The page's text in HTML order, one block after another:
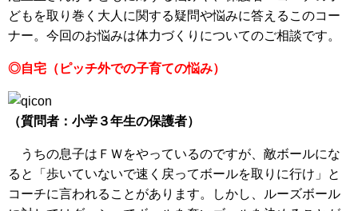
どもを取り巻く大人に関する疑問や悩みに答えるこのコー
ナー。今回のお悩みは体力づくりについてのご相談です。
◎自宅（ピッチ外での子育ての悩み）
（質問者：小学３年生の保護者）
うちの息子はＦＷをやっているのですが、敵ボールにな
ると「歩いていないで速く戻ってボールを取りに行け」と
コーチに言われることがあります。しかし、ルーズボール